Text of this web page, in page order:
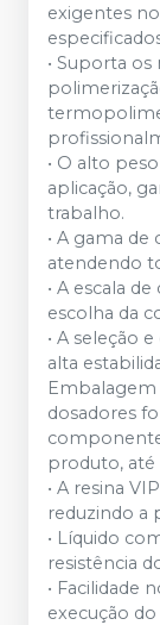
exigentes
• Suporta
• O alto
aplicação,
trabalho.
• A gama
atendendo
• A escala
escolha da
• A seleção
alta
Embalagem
dosadores
produto, até
• A resina
reduzindo a
• Líquido
resistência
• Facilidade
execução